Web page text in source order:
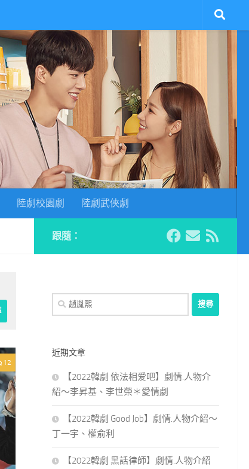
劇情
陸劇校園劇 陸劇武俠劇
12
跟隨：
搜
尋
字:
近期文章
【2022韓劇 依法相爱吧】劇情.人物介
紹～李昇基、李世榮＊愛情劇
【2022韓劇 Good Job】劇情.人物介紹～
丁一宇、權俞利
【2022韓劇 黑話律師】劇情.人物介紹